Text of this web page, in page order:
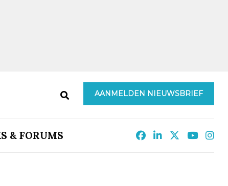
AANMELDEN NIEUWSBRIEF
& FORUMS